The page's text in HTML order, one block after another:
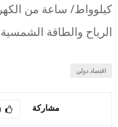
كيلوواط/ ساعة من
الرياح والطاقة
اقتصاد دولي
مشاركة